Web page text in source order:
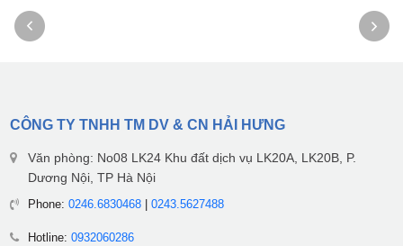
CÔNG TY TNHH TM DV & CN HẢI HƯNG
Văn phòng: No08 LK24 Khu đất dịch vụ LK20A, LK20B, P.
Dương Nội, TP Hà Nội
Phone: 0246.6830468| 0243.5627488
Hotline: 0932060286